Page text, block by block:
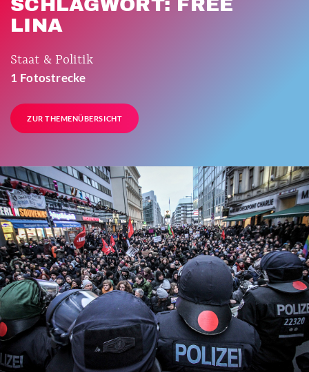
SCHLAGWORT: FREE
LINA
Staat & Politik
1 Fotostrecke
ZUR THEMENÜBERSICHT